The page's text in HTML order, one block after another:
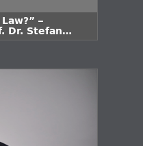
–
Dr. Stefan